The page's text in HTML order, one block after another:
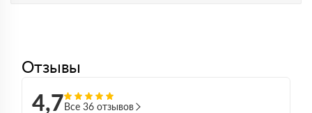
Отзывы
4,7Все 36 отзывов